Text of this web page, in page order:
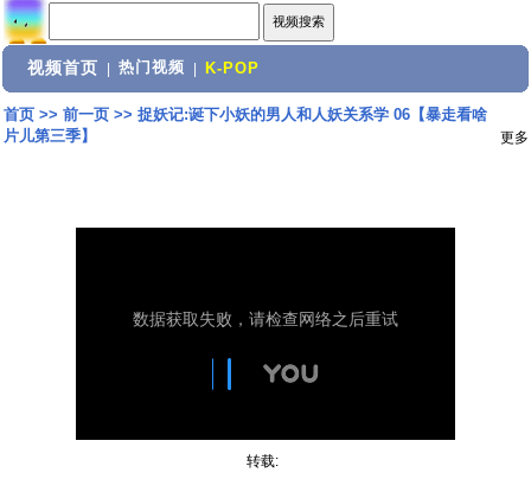
视频首页 热门视频 K-POP
首页>> 前一页>> 捉妖记:诞下小妖的男人和人妖关系学 06【暴走看啥
片儿第三季】
更多
转载: